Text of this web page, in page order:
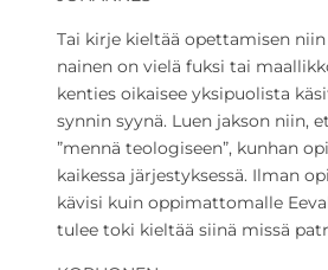
Tai kirje kieltää opettamisen
nainen on vielä fuksi tai
kenties oikaisee yksipuolista
synnin syynä. Luen jakson niin,
”mennä teologiseen”, kunhan
kaikessa järjestyksessä. Ilman
kävisi kuin oppimattomalle
tulee toki kieltää siinä missä